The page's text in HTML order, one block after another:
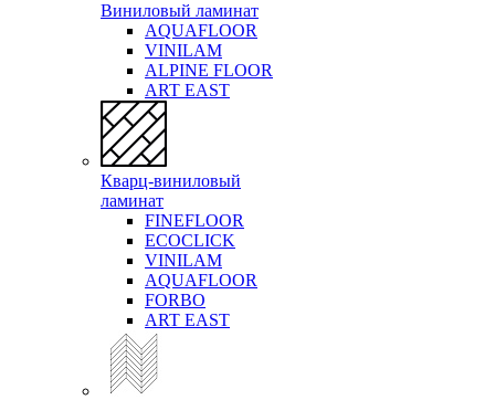
Виниловый ламинат
AQUAFLOOR
VINILAM
ALPINE FLOOR
ART EAST
Кварц-виниловый
ламинат
FINEFLOOR
ECOCLICK
VINILAM
AQUAFLOOR
FORBO
ART EAST